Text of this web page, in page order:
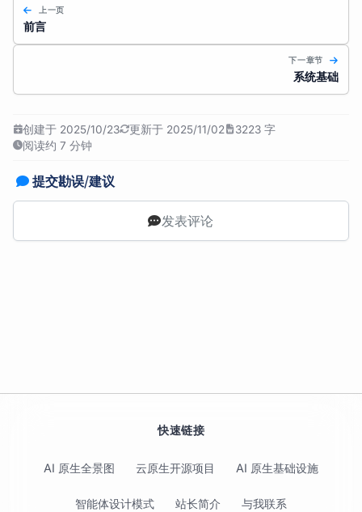
上一页
前言
下一章节
系统基础
创建于 2025/10/23 更新于 2025/11/02
3223 字
阅读约 7 分钟
提交勘误/建议
发表评论
快速链接
AI 原生全景图 云原生开源项目 AI 原生基础设施
智能体设计模式 站长简介 与我联系